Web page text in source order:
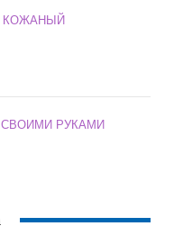
КОЖАНЫЙ
РУКАМИ